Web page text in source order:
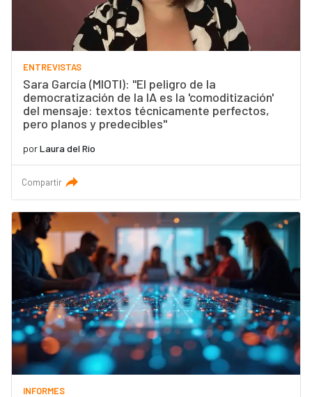
ENTREVISTAS
Sara García (MIOTI): "El peligro de la
democratización de la IA es la 'comoditización'
del mensaje: textos técnicamente perfectos,
pero planos y predecibles"
porLaura del Río
Compartir
INFORMES